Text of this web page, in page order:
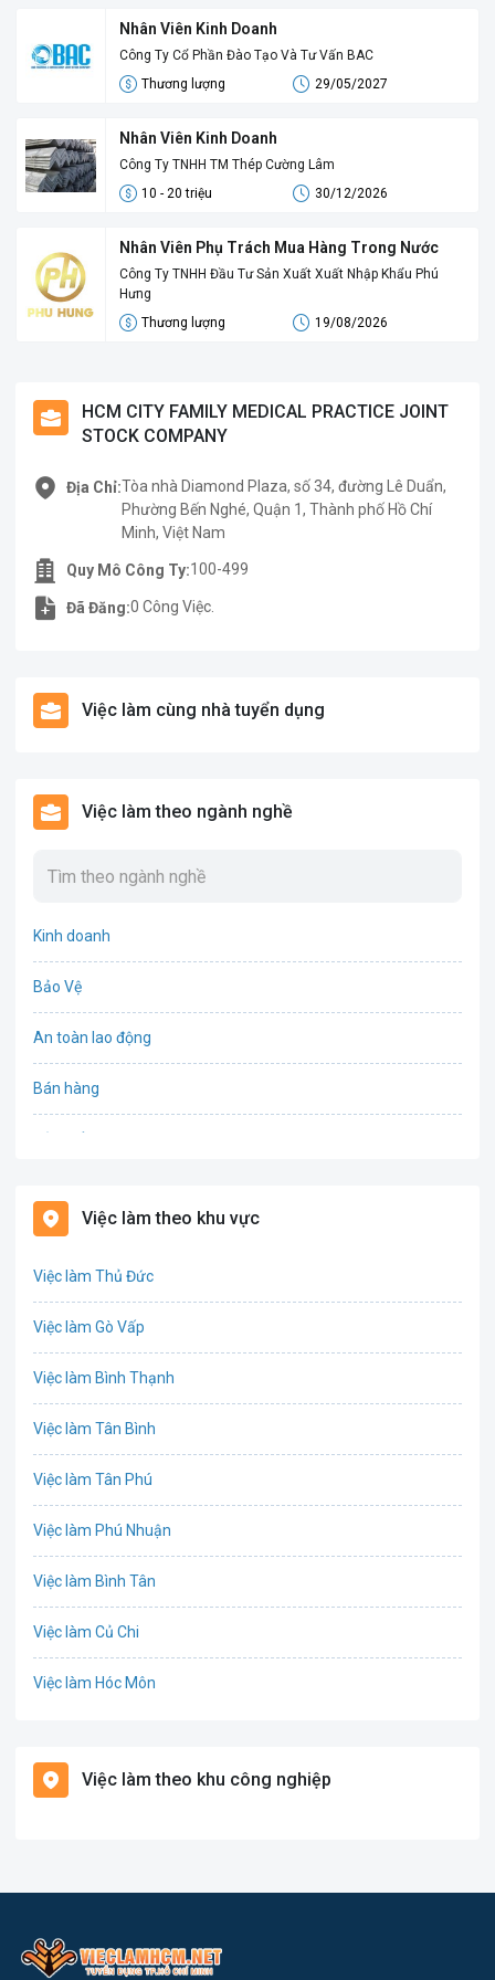
Nhân Viên Kinh Doanh
Công Ty Cổ Phần Đào Tạo Và Tư Vấn BAC
Thương lượng
29/05/2027
Nhân Viên Kinh Doanh
Công Ty TNHH TM Thép Cường Lâm
10 - 20 triệu
30/12/2026
Nhân Viên Phụ Trách Mua Hàng Trong Nước
Công Ty TNHH Đầu Tư Sản Xuất Xuất Nhập Khẩu Phú
Hưng
Thương lượng
19/08/2026
HCM CITY FAMILY MEDICAL PRACTICE JOINT
STOCK COMPANY
Địa Chỉ:Tòa nhà Diamond Plaza, số 34, đường Lê Duẩn,
Phường Bến Nghé, Quận 1, Thành phố Hồ Chí
Minh, Việt Nam
Quy Mô Công Ty:100-499
Đã Đăng:0 Công Việc.
Việc làm cùng nhà tuyển dụng
Việc làm theo ngành nghề
Kinh doanh
Bảo Vệ
An toàn lao động
Bán hàng
Biên phiên dịch
Văn Phòng
Lao Động Phổ Thông
Việc làm theo khu vực
Việc làm Thủ Đức
Việc làm Gò Vấp
Việc làm Bình Thạnh
Việc làm Tân Bình
Việc làm Tân Phú
Việc làm Phú Nhuận
Việc làm Bình Tân
Việc làm Củ Chi
Việc làm Hóc Môn
Việc làm Nhà Bè
Việc làm Quận 2
Việc làm theo khu công nghiệp